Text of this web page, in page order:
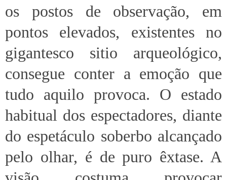
os postos de observação, em
pontos elevados, existentes no
gigantesco sitio arqueológico,
consegue conter a emoção que
tudo aquilo provoca. O estado
habitual dos espectadores, diante
do espetáculo soberbo alcançado
pelo olhar, é de puro êxtase. A